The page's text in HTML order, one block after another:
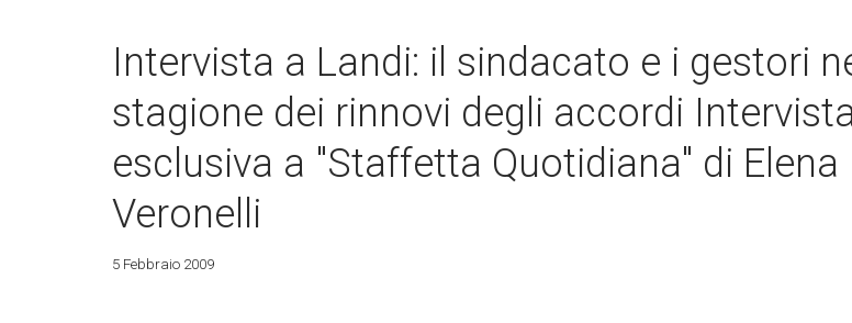
Intervista a Landi: il sindacato e i gestori
stagione dei rinnovi degli accordi
esclusiva a "Staffetta Quotidiana" di Elena
Veronelli
5 Febbraio 2009